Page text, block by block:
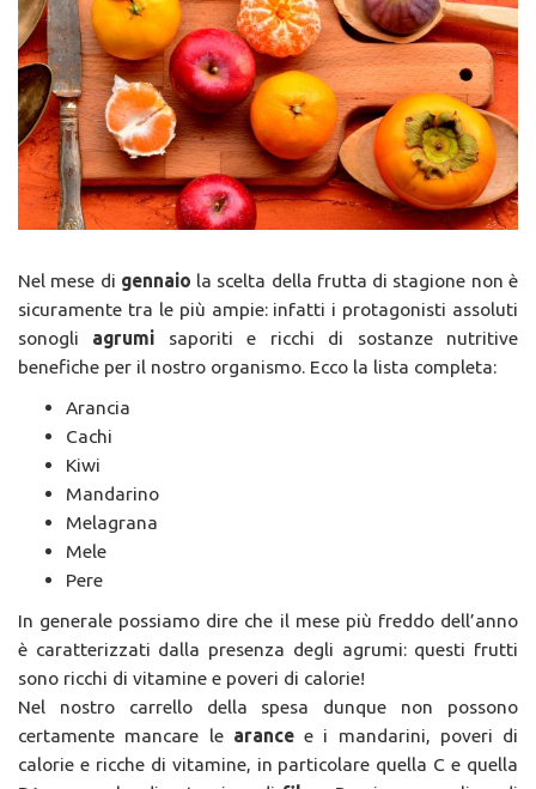
Nel mese di gennaio la scelta della frutta di stagione non è
sicuramente tra le più ampie: infatti i protagonisti assoluti
sonogli agrumi saporiti e ricchi di sostanze nutritive
benefiche per il nostro organismo. Ecco la lista completa:
Arancia
Cachi
Kiwi
Mandarino
Melagrana
Mele
Pere
In generale possiamo dire che il mese più freddo dell’anno
è caratterizzati dalla presenza degli agrumi: questi frutti
sono ricchi di vitamine e poveri di calorie!
Nel nostro carrello della spesa dunque non possono
certamente mancare le arance e i mandarini, poveri di
calorie e ricche di vitamine, in particolare quella C e quella